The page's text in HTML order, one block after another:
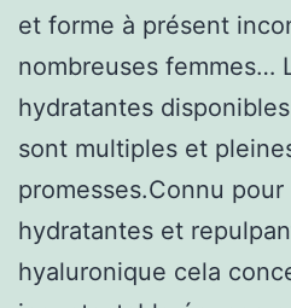
et forme à présent
nombreuses femmes…
hydratantes
sont multiples et
promesses.Connu
hydratantes et
hyaluronique cela